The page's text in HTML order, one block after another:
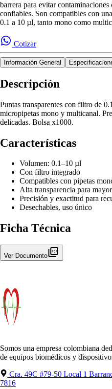
barrera para evitar
confiables. Son compatibles con
0.1 a 10 µl, tanto mono como
Cotizar
Información General
Descripción
Puntas transparentes con filtro de
micropipetas mono y multicanal.
delicadas. Bolsa x1000.
Características
Volumen: 0.1–10 µl
Con filtro integrado
Compatibles con pipetas
Alta transparencia para
Precisión y exactitud para
Desechables, uso único
Ficha Técnica
Ver Documento
Somos una empresa colombiana
de equipos biomédicos y
Cra. 49C #79-50 Local 1
7816